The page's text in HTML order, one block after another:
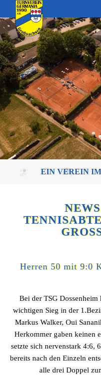
EIN VEREIN
Herren 50 mit 9:0
Bei der TSG
wichtigen Sieg in der
Markus Walker, Oui
Herkommer gaben keinen
setzte sich nervenstark 4:6,
bereits nach den Einzeln
alle drei Doppel